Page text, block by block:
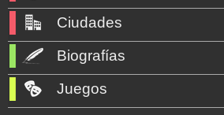
Ciudades
Biografías
Juegos